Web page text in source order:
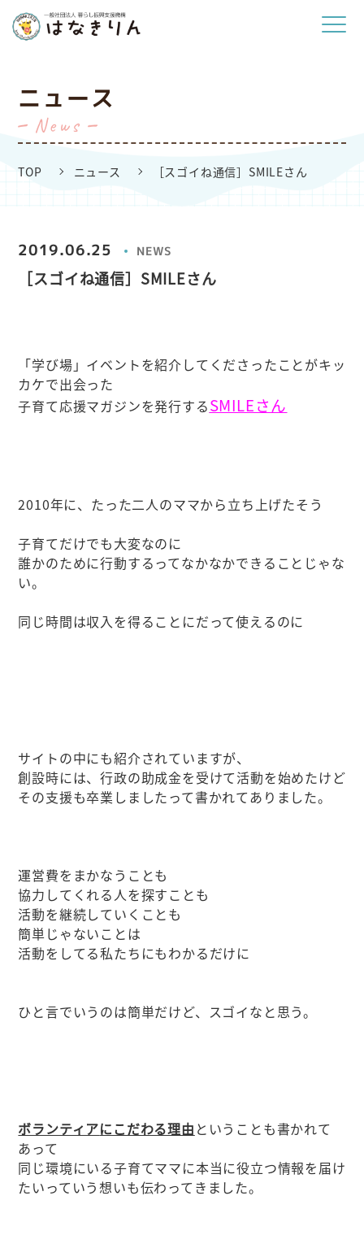
ニュース
News
TOP ニュース ［スゴイね通信］SMILEさん
2019.06.25 NEWS
［スゴイね通信］SMILEさん
「学び場」イベントを紹介してくださったことがキッ
カケで出会った
子育て応援マガジンを発行するSMILEさん
2010年に、たった二人のママから立ち上げたそう
子育てだけでも大変なのに
誰かのために行動するってなかなかできることじゃな
い。
同じ時間は収入を得ることにだって使えるのに
サイトの中にも紹介されていますが、
創設時には、行政の助成金を受けて活動を始めたけど
その支援も卒業しましたって書かれてありました。
運営費をまかなうことも
協力してくれる人を探すことも
活動を継続していくことも
簡単じゃないことは
活動をしてる私たちにもわかるだけに
ひと言でいうのは簡単だけど、スゴイなと思う。
ボランティアにこだわる理由 ということも書かれて
あって
同じ環境にいる子育てママに本当に役立つ情報を届け
たいっていう想いも伝わってきました。